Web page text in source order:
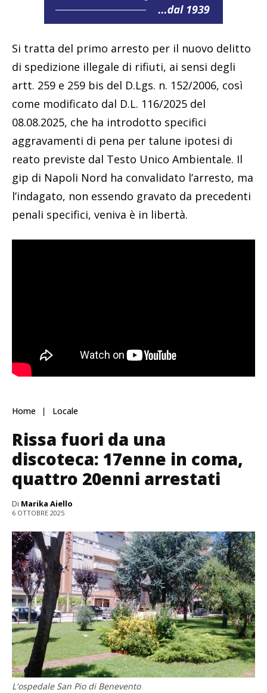
Si tratta del primo arresto per il nuovo delitto
di spedizione illegale di rifiuti, ai sensi degli
artt. 259 e 259 bis del D.Lgs. n. 152/2006, così
come modificato dal D.L. 116/2025 del
08.08.2025, che ha introdotto specifici
aggravamenti di pena per talune ipotesi di
reato previste dal Testo Unico Ambientale. Il
gip di Napoli Nord ha convalidato l’arresto, ma
l’indagato, non essendo gravato da precedenti
penali specifici, veniva è in libertà.
Home Locale
Rissa fuori da una
discoteca: 17enne in coma,
quattro 20enni arrestati
Di Marika Aiello
6 OTTOBRE 2025
L'ospedale San Pio di Benevento